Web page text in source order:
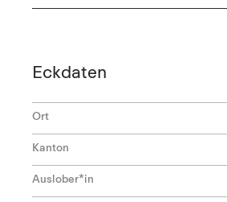
Eckdaten
Ort
Kanton
Auslober*in